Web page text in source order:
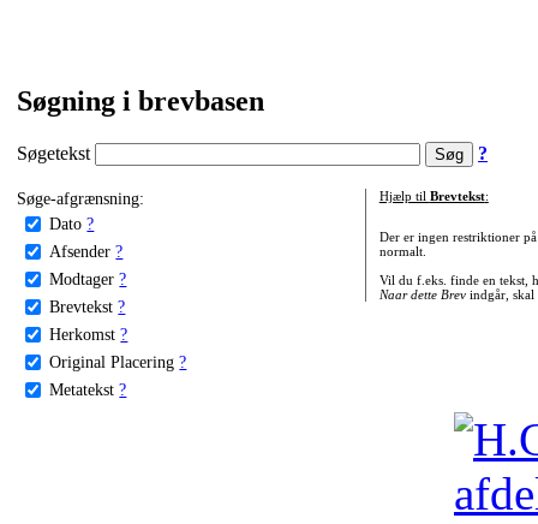
Søgning i brevbasen
Søgetekst ?
Søge-afgrænsning:
Dato ?
Afsender ?
Modtager ?
Brevtekst ?
Herkomst ?
Original Placering ?
Metatekst ?
Hjælp til Brevtekst:
Der er ingen restriktioner
normalt.
Vil du f.eks. finde en tekst,
Naar dette Brevindgår, skal